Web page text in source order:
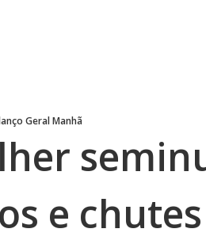
Geral Manhã
e